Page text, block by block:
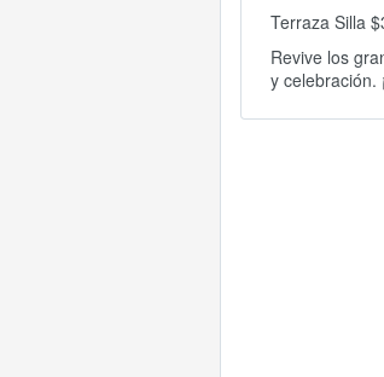
Terraza Silla
Revive los
y celebración.